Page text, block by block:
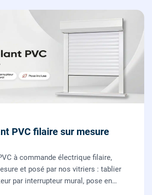
PVC filaire sur mesure
à commande électrique filaire,
et posé par nos vitriers : tablier
par interrupteur mural, pose en